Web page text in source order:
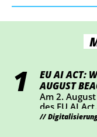
EU AI ACT:
AUGUST
Am 2.
des EU AI
dabei vor